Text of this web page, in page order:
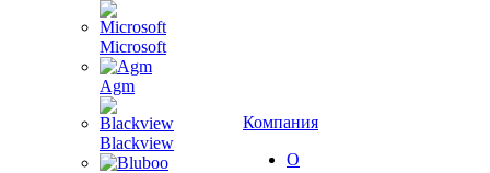
Microsoft
Agm
Blackview
Компания
О